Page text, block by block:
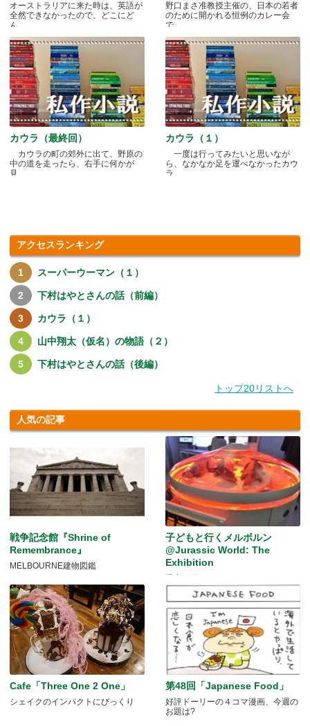
オーストラリアに来た時は、英語が
全然できなかったので、どこにど
ん.....
野口まさ准教授主催の、日本の若者
のために開かれる恒例のカレー会
で.....
カウラ（最終回）
カウラの町の郊外に出て、野原の
中の道を走ったら、右手に何かが
見.....
カウラ（１）
一度は行ってみたいと思いなが
ら、なかなか足を運べなかったカウ
ラ.....
アクセスランキング
スーパーウーマン（１）
下村はやとさんの話（前編）
カウラ（１）
山中翔太（仮名）の物語（２）
下村はやとさんの話（後編）
トップ20リストへ
人気の記事
戦争記念館『Shrine of
Remembrance』
MELBOURNE建物図鑑
子どもと行くメルボルン
@Jurassic World: The
Exhibition
Cafe「Three One 2 One」
シェイクのインパクトにびっくり
第48回「Japanese Food」
好評ドーリーの４コマ漫画、今週の
お題は?